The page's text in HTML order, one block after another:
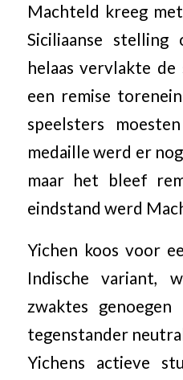
Machteld kreeg
Siciliaanse
helaas vervlakte
een remise
speelsters
medaille werd er
maar het bleef
eindstand werd
Yichen koos voor
Indische variant,
zwaktes
tegenstander
Yichens actieve